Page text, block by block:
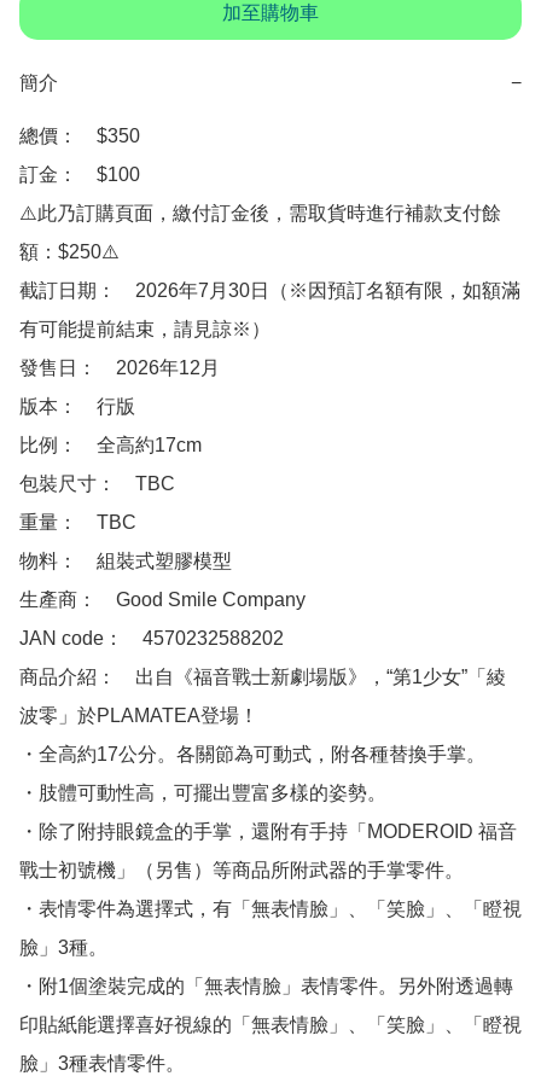
加至購物車
簡介 −
總價：　$350
訂金：　$100
⚠️此乃訂購頁面，繳付訂金後，需取貨時進行補款支付餘
額：$250⚠️
截訂日期：　2026年7月30日（※因預訂名額有限，如額滿
有可能提前結束，請見諒※）
發售日：　2026年12月
版本：　行版
比例：　全高約17cm
包裝尺寸：　TBC
重量：　TBC
物料：　組裝式塑膠模型
生產商：　Good Smile Company
JAN code：　4570232588202
商品介紹：　出自《福音戰士新劇場版》，“第1少女”「綾
波零」於PLAMATEA登場！
・全高約17公分。各關節為可動式，附各種替換手掌。
・肢體可動性高，可擺出豐富多樣的姿勢。
・除了附持眼鏡盒的手掌，還附有手持「MODEROID 福音
戰士初號機」（另售）等商品所附武器的手掌零件。
・表情零件為選擇式，有「無表情臉」、「笑臉」、「瞪視
臉」3種。
・附1個塗裝完成的「無表情臉」表情零件。另外附透過轉
印貼紙能選擇喜好視線的「無表情臉」、「笑臉」、「瞪視
臉」3種表情零件。